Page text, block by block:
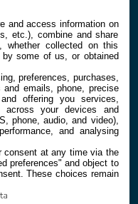
and access information on
etc.), combine and share
whether collected on this
some of us, or obtained
preferences, purchases,
emails, phone, precise
offering you services,
across your devices and
phone, audio, and video),
and analysing
consent at any time via the
preferences" and object to
These choices remain